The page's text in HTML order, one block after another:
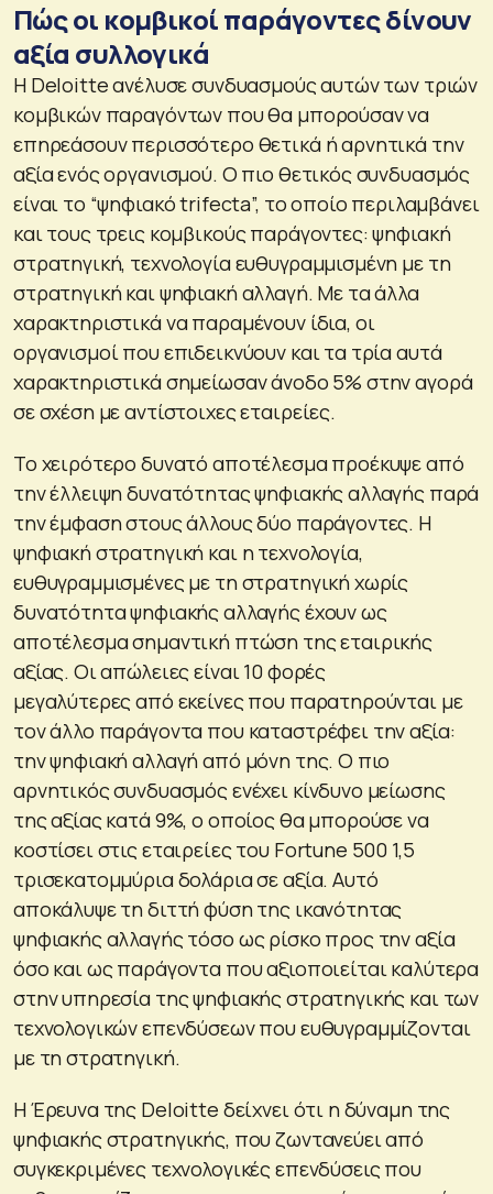
Πώς οι κομβικοί παράγοντες δίνουν
αξία συλλογικά
Η Deloitte ανέλυσε συνδυασμούς αυτών των τριών
κομβικών παραγόντων που θα μπορούσαν να
επηρεάσουν περισσότερο θετικά ή αρνητικά την
αξία ενός οργανισμού. Ο πιο θετικός συνδυασμός
είναι το “ψηφιακό trifecta”, το οποίο περιλαμβάνει
και τους τρεις κομβικούς παράγοντες: ψηφιακή
στρατηγική, τεχνολογία ευθυγραμμισμένη με τη
στρατηγική και ψηφιακή αλλαγή. Με τα άλλα
χαρακτηριστικά να παραμένουν ίδια, οι
οργανισμοί που επιδεικνύουν και τα τρία αυτά
χαρακτηριστικά σημείωσαν άνοδο 5% στην αγορά
σε σχέση με αντίστοιχες εταιρείες.
Το χειρότερο δυνατό αποτέλεσμα προέκυψε από
την έλλειψη δυνατότητας ψηφιακής αλλαγής παρά
την έμφαση στους άλλους δύο παράγοντες. Η
ψηφιακή στρατηγική και η τεχνολογία,
ευθυγραμμισμένες με τη στρατηγική χωρίς
δυνατότητα ψηφιακής αλλαγής έχουν ως
αποτέλεσμα σημαντική πτώση της εταιρικής
αξίας. Οι απώλειες είναι 10 φορές
μεγαλύτερες από εκείνες που παρατηρούνται με
τον άλλο παράγοντα που καταστρέφει την αξία:
την ψηφιακή αλλαγή από μόνη της. Ο πιο
αρνητικός συνδυασμός ενέχει κίνδυνο μείωσης
της αξίας κατά 9%, ο οποίος θα μπορούσε να
κοστίσει στις εταιρείες του Fortune 500 1,5
τρισεκατομμύρια δολάρια σε αξία. Αυτό
αποκάλυψε τη διττή φύση της ικανότητας
ψηφιακής αλλαγής τόσο ως ρίσκο προς την αξία
όσο και ως παράγοντα που αξιοποιείται καλύτερα
στην υπηρεσία της ψηφιακής στρατηγικής και των
τεχνολογικών επενδύσεων που ευθυγραμμίζονται
με τη στρατηγική.
Η Έρευνα της Deloitte δείχνει ότι η δύναμη της
ψηφιακής στρατηγικής, που ζωντανεύει από
συγκεκριμένες τεχνολογικές επενδύσεις που